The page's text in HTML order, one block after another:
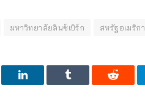
มหาวิทยาลัยลินช์เบิร์ก สหรัฐอเมริกา
LinkedIn Tumblr Reddit